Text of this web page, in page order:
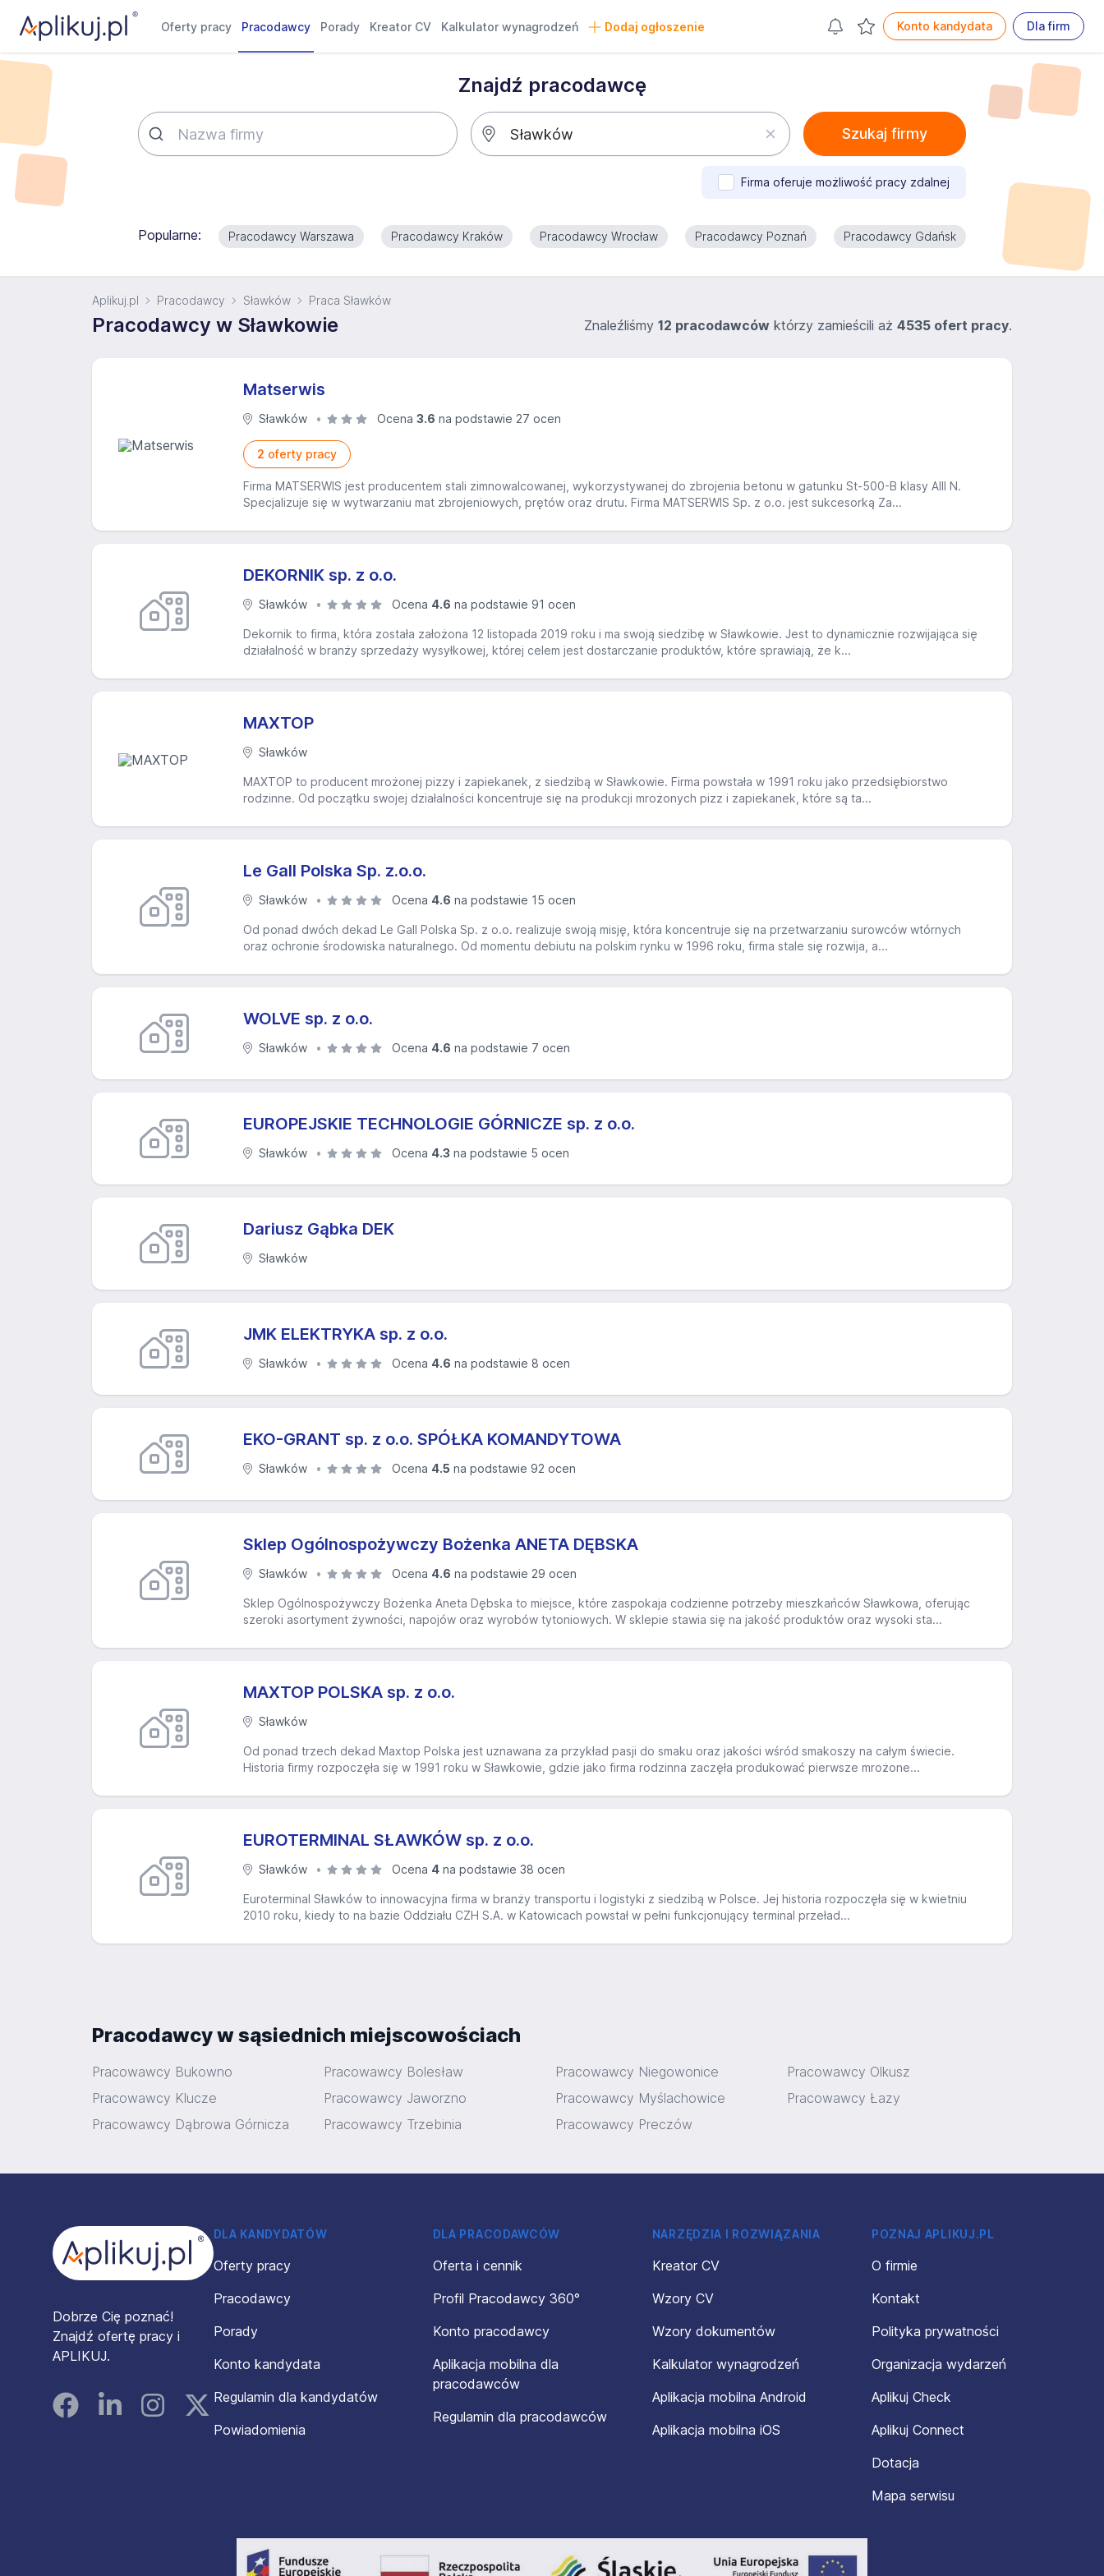
Oferty pracy Pracodawcy Porady Kreator CV Kalkulator wynagrodzeń Dodaj ogłoszenie Konto kandydata Dla firm
Znajdź pracodawcę
Szukaj firmy
Firma oferuje możliwość pracy zdalnej
Popularne: Pracodawcy Warszawa Pracodawcy Kraków Pracodawcy Wrocław Pracodawcy Poznań Pracodawcy Gdańsk
Aplikuj.pl Pracodawcy Sławków Praca Sławków
Pracodawcy w Sławkowie Znaleźliśmy 12 pracodawców którzy zamieścili aż 4535 ofert pracy.
Matserwis
Sławków Ocena 3.6 na podstawie 27 ocen
2 oferty pracy
Firma MATSERWIS jest producentem stali zimnowalcowanej, wykorzystywanej do zbrojenia betonu w gatunku St-500-B klasy AIII N.
Specjalizuje się w wytwarzaniu mat zbrojeniowych, prętów oraz drutu. Firma MATSERWIS Sp. z o.o. jest sukcesorką Za...
DEKORNIK sp. z o.o.
Sławków Ocena 4.6 na podstawie 91 ocen
Dekornik to firma, która została założona 12 listopada 2019 roku i ma swoją siedzibę w Sławkowie. Jest to dynamicznie rozwijająca się
działalność w branży sprzedaży wysyłkowej, której celem jest dostarczanie produktów, które sprawiają, że k...
MAXTOP
Sławków
MAXTOP to producent mrożonej pizzy i zapiekanek, z siedzibą w Sławkowie. Firma powstała w 1991 roku jako przedsiębiorstwo
rodzinne. Od początku swojej działalności koncentruje się na produkcji mrożonych pizz i zapiekanek, które są ta...
Le Gall Polska Sp. z.o.o.
Sławków Ocena 4.6 na podstawie 15 ocen
Od ponad dwóch dekad Le Gall Polska Sp. z o.o. realizuje swoją misję, która koncentruje się na przetwarzaniu surowców wtórnych
oraz ochronie środowiska naturalnego. Od momentu debiutu na polskim rynku w 1996 roku, firma stale się rozwija, a...
WOLVE sp. z o.o.
Sławków Ocena 4.6 na podstawie 7 ocen
EUROPEJSKIE TECHNOLOGIE GÓRNICZE sp. z o.o.
Sławków Ocena 4.3 na podstawie 5 ocen
Dariusz Gąbka DEK
Sławków
JMK ELEKTRYKA sp. z o.o.
Sławków Ocena 4.6 na podstawie 8 ocen
EKO-GRANT sp. z o.o. SPÓŁKA KOMANDYTOWA
Sławków Ocena 4.5 na podstawie 92 ocen
Sklep Ogólnospożywczy Bożenka ANETA DĘBSKA
Sławków Ocena 4.6 na podstawie 29 ocen
Sklep Ogólnospożywczy Bożenka Aneta Dębska to miejsce, które zaspokaja codzienne potrzeby mieszkańców Sławkowa, oferując
szeroki asortyment żywności, napojów oraz wyrobów tytoniowych. W sklepie stawia się na jakość produktów oraz wysoki sta...
MAXTOP POLSKA sp. z o.o.
Sławków
Od ponad trzech dekad Maxtop Polska jest uznawana za przykład pasji do smaku oraz jakości wśród smakoszy na całym świecie.
Historia firmy rozpoczęła się w 1991 roku w Sławkowie, gdzie jako firma rodzinna zaczęła produkować pierwsze mrożone...
EUROTERMINAL SŁAWKÓW sp. z o.o.
Sławków Ocena 4na podstawie 38 ocen
Euroterminal Sławków to innowacyjna firma w branży transportu i logistyki z siedzibą w Polsce. Jej historia rozpoczęła się w kwietniu
2010 roku, kiedy to na bazie Oddziału CZH S.A. w Katowicach powstał w pełni funkcjonujący terminal przeład...
Pracodawcy w sąsiednich miejscowościach
Pracowawcy Bukowno Pracowawcy Bolesław Pracowawcy Niegowonice
Pracowawcy Olkusz
Pracowawcy Klucze
Pracowawcy Jaworzno Pracowawcy Myślachowice
Pracowawcy Łazy
Pracowawcy Dąbrowa Górnicza
Pracowawcy Trzebinia Pracowawcy Preczów
Dobrze Cię poznać!
Znajdź ofertę pracy i
APLIKUJ.
FacebookLinked InInstagramInstagram
DLA KANDYDATÓW
Oferty pracy
Pracodawcy
Porady
Konto kandydata
Regulamin dla kandydatów
Powiadomienia
DLA PRACODAWCÓW
Oferta i cennik
Profil Pracodawcy 360°
Konto pracodawcy
Aplikacja mobilna dla
pracodawców
Regulamin dla pracodawców
NARZĘDZIA I ROZWIĄZANIA
Kreator CV
Wzory CV
Wzory dokumentów
Kalkulator wynagrodzeń
Aplikacja mobilna Android
Aplikacja mobilna iOS
POZNAJ APLIKUJ.PL
O firmie
Kontakt
Polityka prywatności
Organizacja wydarzeń
Aplikuj Check
Aplikuj Connect
Dotacja
Mapa serwisu